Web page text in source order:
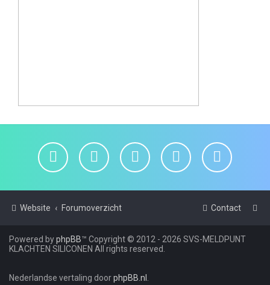
Website Forumoverzicht Contact
Powered byphpBB™ Copyright © 2012 - 2026 SVS-MELDPUNT
KLACHTEN SILICONEN All rights reserved.
Nederlandse vertaling doorphpBB.nl